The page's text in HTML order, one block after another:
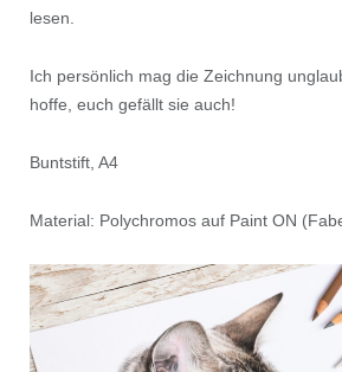
lesen.
Ich persönlich mag die Zeichnung
hoffe, euch gefällt sie auch!
Buntstift, A4
Material: Polychromos auf Paint ON